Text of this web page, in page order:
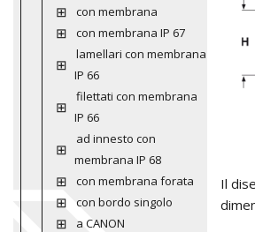
con membrana
con membrana IP 67
lamellari con membrana
IP 66
filettati con membrana
IP 66
ad innesto con
membrana IP 68
con membrana forata
con bordo singolo
a CANON
Il